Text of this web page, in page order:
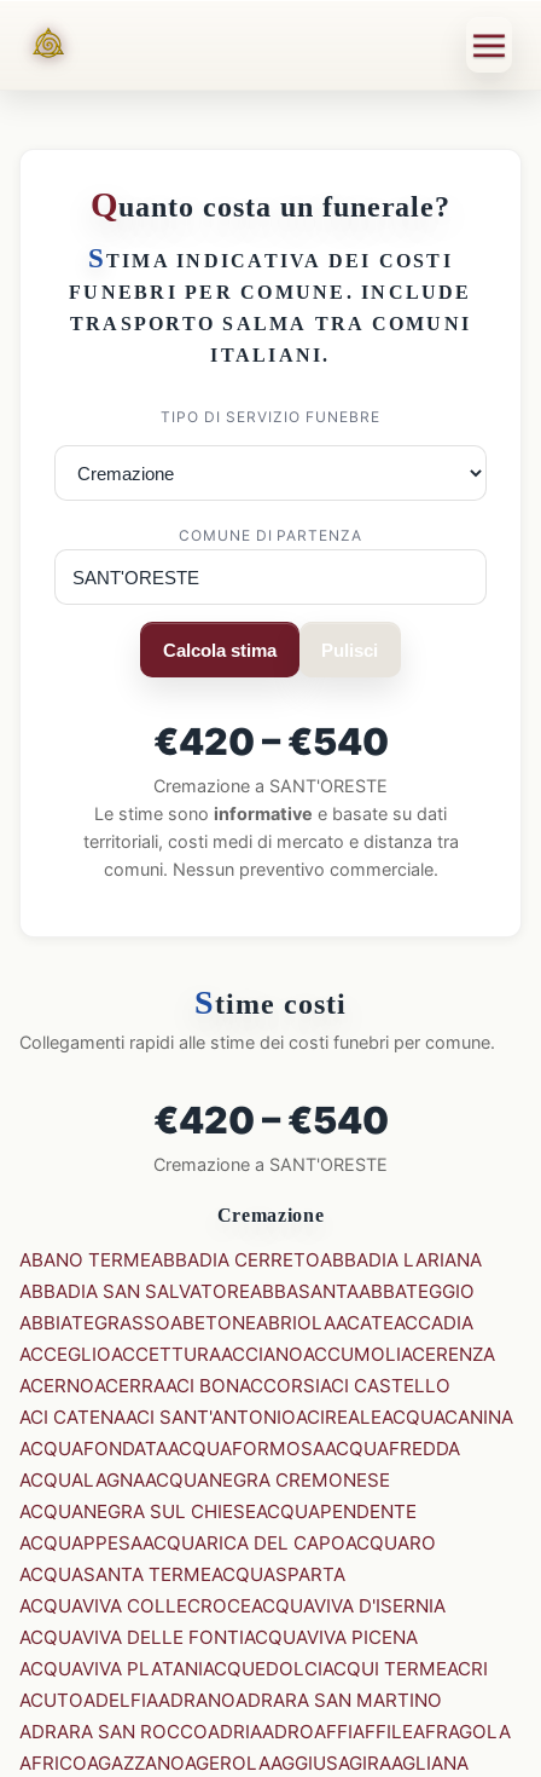
Quanto costa un funerale?
STIMA INDICATIVA DEI COSTI
FUNEBRI PER COMUNE . INCLUDE
TRASPORTO SALMA TRA COMUNI
ITALIANI.
TIPO DI SERVIZIO FUNEBRE
COMUNE DI PARTENZA
Calcola stima Pulisci
€420 – €540
Cremazione a SANT'ORESTE
Le stime sono informative e basate su dati
territoriali, costi medi di mercato e distanza tra
comuni. Nessun preventivo commerciale.
Stime costi
Collegamenti rapidi alle stime dei costi funebri per comune.
€420 – €540
Cremazione a SANT'ORESTE
Cremazione
ABANO TERMEABBADIA CERRETOABBADIA LARIANA
ABBADIA SAN SALVATOREABBASANTAABBATEGGIO
ABBIATEGRASSOABETONEABRIOLAACATEACCADIA
ACCEGLIOACCETTURAACCIANOACCUMOLIACERENZA
ACERNOACERRAACI BONACCORSIACI CASTELLO
ACI CATENAACI SANT'ANTONIOACIREALEACQUACANINA
ACQUAFONDATAACQUAFORMOSAACQUAFREDDA
ACQUALAGNAACQUANEGRA CREMONESE
ACQUANEGRA SUL CHIESEACQUAPENDENTE
ACQUAPPESAACQUARICA DEL CAPOACQUARO
ACQUASANTA TERMEACQUASPARTA
ACQUAVIVA COLLECROCEACQUAVIVA D'ISERNIA
ACQUAVIVA DELLE FONTIACQUAVIVA PICENA
ACQUAVIVA PLATANIACQUEDOLCIACQUI TERMEACRI
ACUTOADELFIAADRANOADRARA SAN MARTINO
ADRARA SAN ROCCOADRIAADROAFFIAFFILEAFRAGOLA
AFRICOAGAZZANOAGEROLAAGGIUSAGIRAAGLIANA